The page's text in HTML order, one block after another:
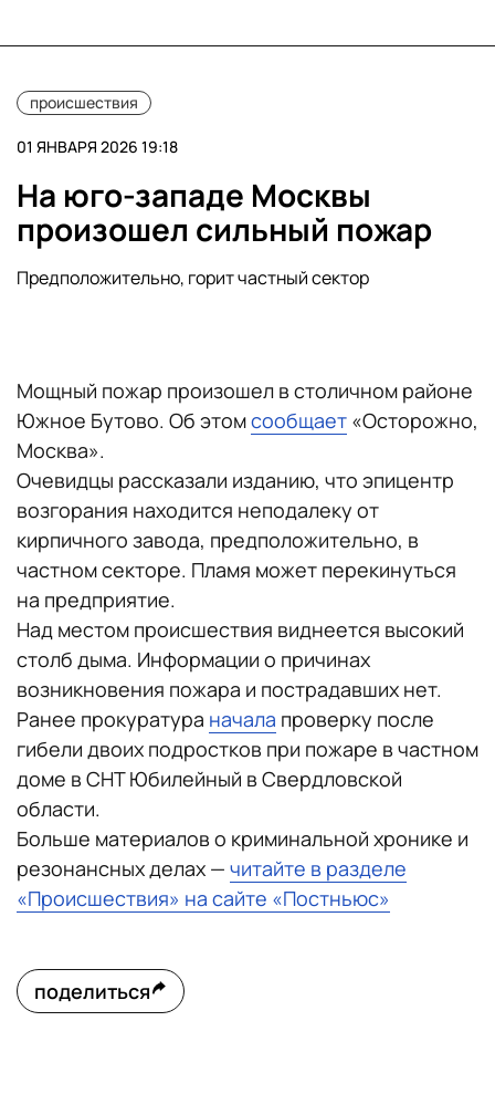
происшествия
01 ЯНВАРЯ 2026 19:18
На юго-западе Москвы
произошел сильный пожар
Предположительно, горит частный сектор
Мощный пожар произошел в столичном районе
Южное Бутово. Об этомсообщает «Осторожно,
Москва».
Очевидцы рассказали изданию, что эпицентр
возгорания находится неподалеку от
кирпичного завода, предположительно, в
частном секторе. Пламя может перекинуться
на предприятие.
Над местом происшествия виднеется высокий
столб дыма. Информации о причинах
возникновения пожара и пострадавших нет.
Ранее прокуратура начала проверку после
гибели двоих подростков при пожаре в частном
доме в СНТ Юбилейный в Свердловской
области.
Больше материалов о криминальной хронике и
резонансных делах — читайте в разделе
«Происшествия» на сайте «Постньюс»
поделиться